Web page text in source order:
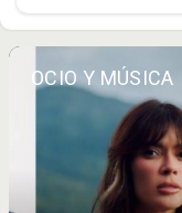
OCIO Y MÚSICA